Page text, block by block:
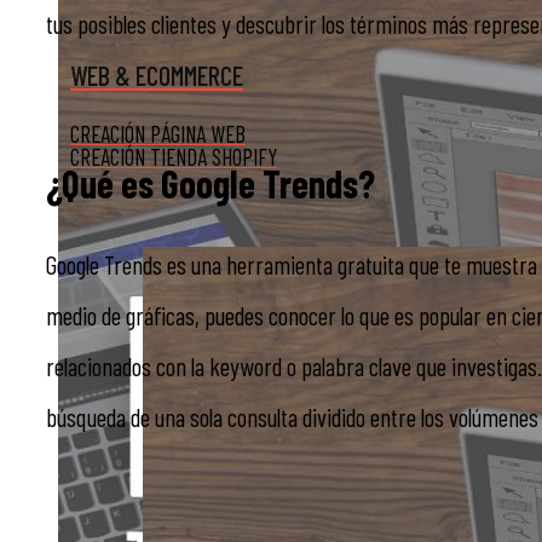
WEB & ECOMMERCE
CREACIÓN PÁGINA WEB
CREACIÓN TIENDA SHOPIFY
tus posibles clientes y descubrir los términos más
¿Qué es Google Trends?
Google Trends es una herramienta gratuita que te
medio de gráficas, puedes conocer lo que es popular en
relacionados con la keyword o palabra clave que
búsqueda de una sola consulta dividido entre los